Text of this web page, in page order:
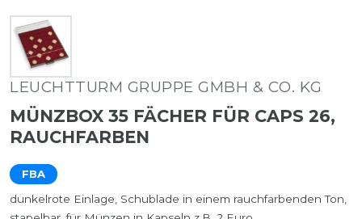
LEUCHTTURM GRUPPE GMBH & CO. KG
MÜNZBOX 35 FÄCHER FÜR CAPS 26,
RAUCHFARBEN
FBA
dunkelrote Einlage, Schublade in einem rauchfarbenden Ton,